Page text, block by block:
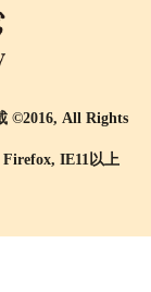
©2016, All Rights
IE11以上